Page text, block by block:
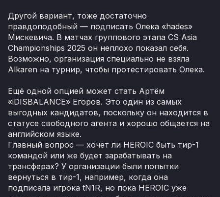
Другой вариант, тоже достаточно
правдоподобный — подписать Олека «hades»
Мискевича. В матчах группового этапа CS Asia
Championships 2025 он неплохо показал себя.
Возможно, организация специально не взяла
Alkaren на турнир, чтобы протестировать Олека.
Ещё одной опцией может стать Артём
«iDISBALANCE» Егоров. Это один из самых
выгодных кандидатов, поскольку он находится в
статусе свободного агента и хорошо общается на
английском языке.
Главный вопрос — хочет ли HEROIC быть тир-1
командой или же будет зарабатывать на
трансферах? У организации были попытки
вернуться в тир-1, например, когда она
подписала игрока tN1R, но пока HEROIC уже